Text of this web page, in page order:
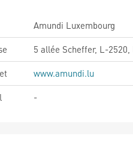
Amundi Luxembourg
5 allée Scheffer, L-2520,
www.amundi.lu
-